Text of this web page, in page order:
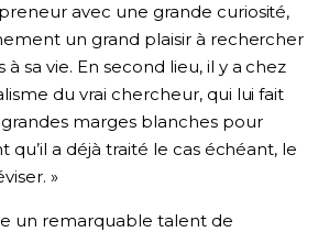
avec une grande curiosité,
un grand plaisir à rechercher
sa vie. En second lieu, il y a chez
du vrai chercheur, qui lui fait
marges blanches pour
qu’il a déjà traité le cas échéant, le
»
un remarquable talent de